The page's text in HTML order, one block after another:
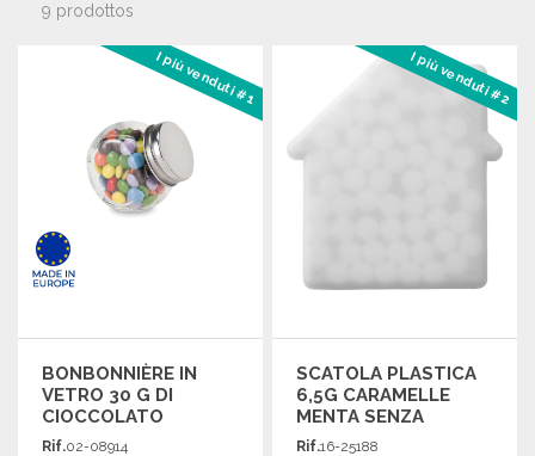
9 prodottos
I più venduti #1
BONBONNIÈRE IN
VETRO 30 G DI
CIOCCOLATO
Rif.02-08914
I più venduti #2
SCATOLA PLASTICA
6,5G CARAMELLE
MENTA SENZA
ZUCCHERO
Rif.16-25188